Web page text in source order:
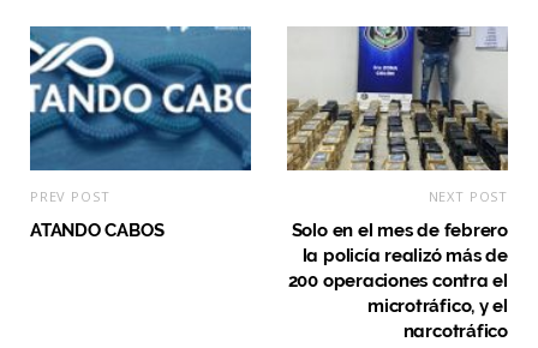
PREV POST
ATANDO CABOS
NEXT POST
Solo en el mes de febrero
la policía realizó más de
200 operaciones contra el
microtráfico, y el
narcotráfico